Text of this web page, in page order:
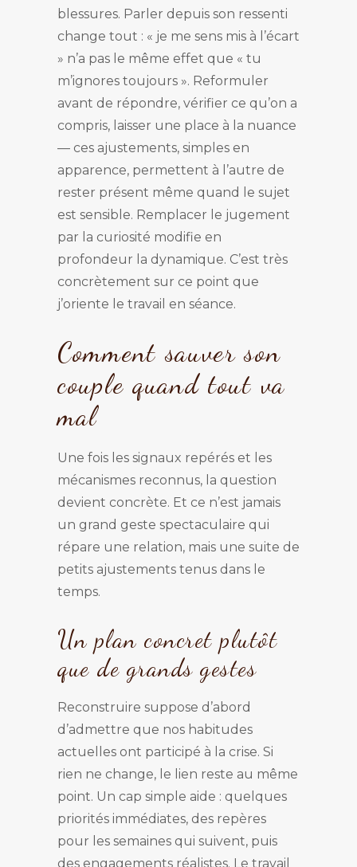
blessures. Parler depuis son ressenti
change tout : « je me sens mis à l’écart
» n’a pas le même effet que « tu
m’ignores toujours ». Reformuler
avant de répondre, vérifier ce qu’on a
compris, laisser une place à la nuance
— ces ajustements, simples en
apparence, permettent à l’autre de
rester présent même quand le sujet
est sensible. Remplacer le jugement
par la curiosité modifie en
profondeur la dynamique. C’est très
concrètement sur ce point que
j’oriente le travail en séance.
Comment sauver son
couple quand tout va
mal
Une fois les signaux repérés et les
mécanismes reconnus, la question
devient concrète. Et ce n’est jamais
un grand geste spectaculaire qui
répare une relation, mais une suite de
petits ajustements tenus dans le
temps.
Un plan concret plutôt
que de grands gestes
Reconstruire suppose d’abord
d’admettre que nos habitudes
actuelles ont participé à la crise. Si
rien ne change, le lien reste au même
point. Un cap simple aide : quelques
priorités immédiates, des repères
pour les semaines qui suivent, puis
des engagements réalistes. Le travail